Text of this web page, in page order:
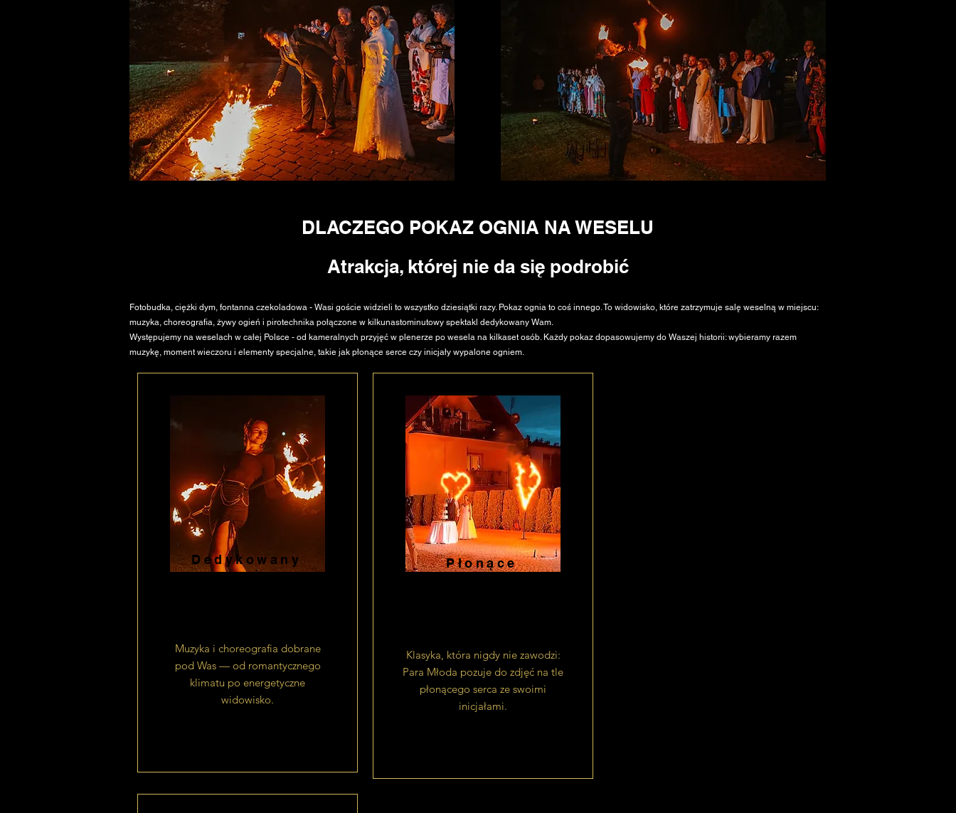
DLACZEGO POKAZ OGNIA NA WESELU
Atrakcja, której nie da się podrobić
Fotobudka, ciężki dym, fontanna czekoladowa - Wasi goście widzieli to wszystko dziesiątki razy. Pokaz ognia to coś innego. To widowisko, które zatrzymuje salę weselną w miejscu:
muzyka, choreografia, żywy ogień i pirotechnika połączone w kilkunastominutowy spektakl dedykowany Wam.
Występujemy na weselach w całej Polsce - od kameralnych przyjęć w plenerze po wesela na kilkaset osób. Każdy pokaz dopasowujemy do Waszej historii: wybieramy razem
muzykę, moment wieczoru i elementy specjalne, takie jak płonące serce czy inicjały wypalone ogniem.
Dedykowany
scenariusz
Muzyka i choreografia dobrane
pod Was — od romantycznego
klimatu po energetyczne
widowisko.
Płonące
Klasyka, która nigdy nie zawodzi:
Para Młoda pozuje do zdjęć na tle
płonącego serca ze swoimi
inicjałami.